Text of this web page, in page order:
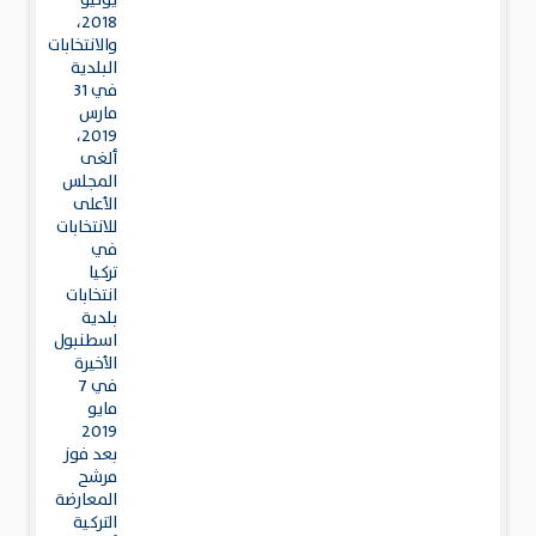
2018،
والانتخابات
البلدية
في 31
مارس
2019،
ألغى
المجلس
الأعلى
للانتخابات
في
تركيا
انتخابات
بلدية
اسطنبول
الأخيرة
في 7
مايو
2019
بعد فوز
مرشح
المعارضة
التركية